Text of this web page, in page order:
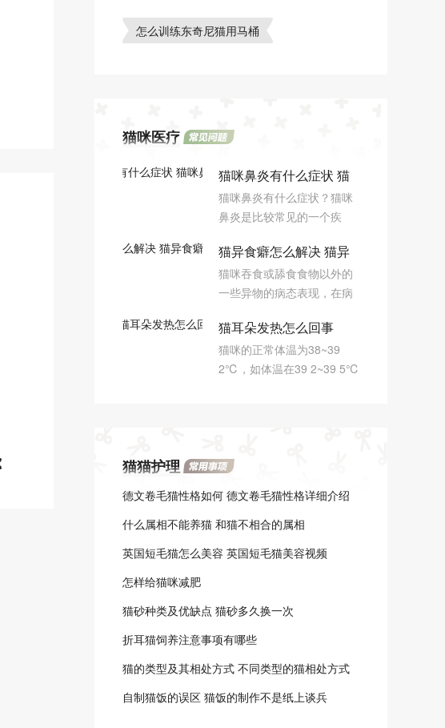
怎么训练东奇尼猫用马桶
猫咪医疗
猫咪鼻炎有什么症状 猫
咪鼻炎症状介绍
猫咪鼻炎有什么症状？猫咪
鼻炎是比较常见的一个疾
官来说，对猫咪鼻炎的症状
还不是非常的了解，所以今
天小编来给大家介绍下。
猫异食癖怎么解决 猫异
食癖是缺什么吗？
猫咪吞食或舔食食物以外的
一些异物的病态表现，在病
代谢病。这种异常的病态行
为是指猫咪对于某些不应食
用的东西产生了特别的癖
猫耳朵发热怎么回事
猫咪的正常体温为38~39
2℃，如体温在39 2~39 5℃
咪耳朵发热发烫，同时鼻子
注意了。
猫猫护理
德文卷毛猫性格如何 德文卷毛猫性格详细介绍
什么属相不能养猫 和猫不相合的属相
英国短毛猫怎么美容 英国短毛猫美容视频
怎样给猫咪减肥
猫砂种类及优缺点 猫砂多久换一次
折耳猫饲养注意事项有哪些
猫的类型及其相处方式 不同类型的猫相处方式
也不一样
自制猫饭的误区 猫饭的制作不是纸上谈兵